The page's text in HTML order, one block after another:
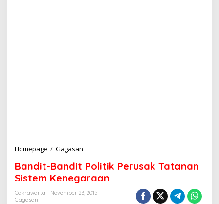
Homepage / Gagasan
n
d
i
t
Bandit-Bandit Politik Perusak Tatanan
Sistem Kenegaraan
Cakrawarta
November 23, 2015
Gagasan